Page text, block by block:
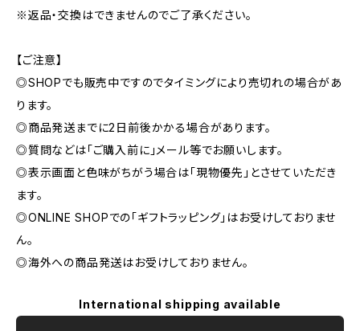
※返品・交換はできませんのでご了承ください。
【ご注意】
◎SHOPでも販売中ですのでタイミングにより売切れの場合があ
ります。
◎商品発送までに2日前後かかる場合があります。
◎質問などは「ご購入前に」メール等でお願いします。
◎表示画面と色味がちがう場合は「現物優先」とさせていただき
ます。
◎ONLINE SHOPでの「ギフトラッピング」はお受けしておりませ
ん。
◎海外への商品発送はお受けしておりません。
International shipping available